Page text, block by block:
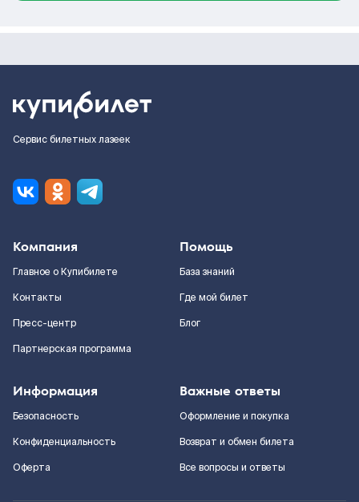
Сервис билетных лазеек
Компания
Главное о Купибилете
Контакты
Пресс-центр
Партнерская программа
Помощь
База знаний
Где мой билет
Блог
Информация
Безопасность
Конфиденциальность
Оферта
Важные ответы
Оформление и покупка
Возврат и обмен билета
Все вопросы и ответы